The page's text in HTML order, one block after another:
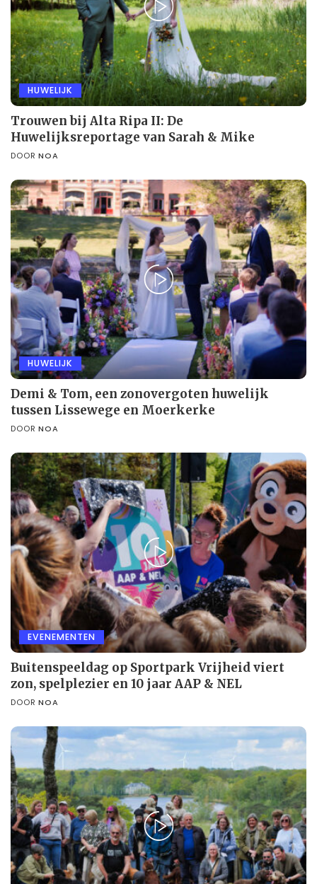
HUWELIJK
Trouwen bij Alta Ripa II: De
Huwelijksreportage van Sarah & Mike
DOOR NOA
HUWELIJK
Demi & Tom, een zonovergoten huwelijk
tussen Lissewege en Moerkerke
DOOR NOA
EVENEMENTEN
Buitenspeeldag op Sportpark Vrijheid viert
zon, spelplezier en 10 jaar AAP & NEL
DOOR NOA